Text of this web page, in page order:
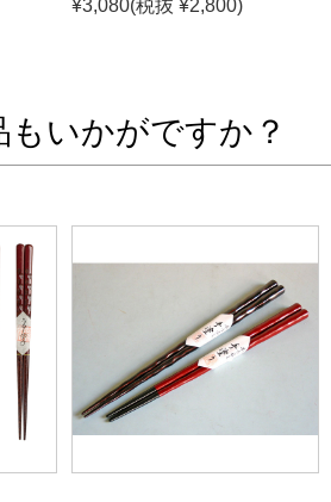
¥3,080(税抜 ¥2,800)
もいかがですか？